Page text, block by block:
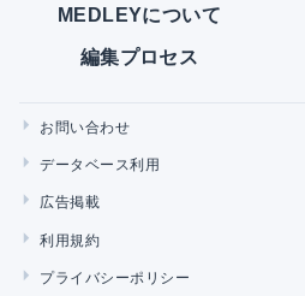
MEDLEYについて
編集プロセス
お問い合わせ
データベース利用
広告掲載
利用規約
プライバシーポリシー